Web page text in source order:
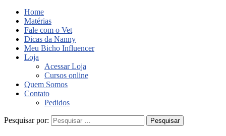
Home
Matérias
Fale com o Vet
Dicas da Nanny
Meu Bicho Influencer
Loja
Acessar Loja
Cursos online
Quem Somos
Contato
Pedidos
Pesquisar por: